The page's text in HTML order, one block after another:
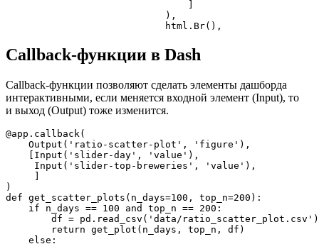
                            ),
                            html.Br(),
Callback-функции в Dash
Callback-функции позволяют сделать элементы дашборда
интерактивными, если меняется входной элемент (Input), то
и выход (Output) тоже изменится.
@app.callback(
    Output('ratio-scatter-plot', 'figure'),
    [Input('slider-day', 'value'),
     Input('slider-top-breweries', 'value'),
)
def get_scatter_plots(n_days=100, top_n=200):
    if n_days == 100 and top_n == 200:
        df = pd.read_csv('data/ratio_scatter_plot.csv')
        return get_plot(n_days, top_n, df)
    else: